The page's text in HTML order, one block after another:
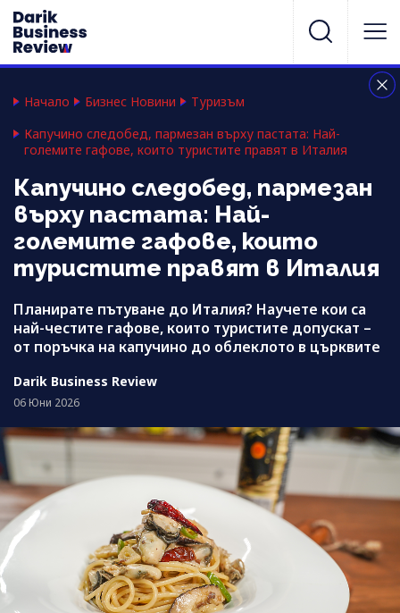
Начало Бизнес Новини
Туризъм
Капучино следобед, пармезан върху пастата: Най-
големите гафове, които туристите правят в Италия
Капучино следобед, пармезан
върху пастата: Най-
големите гафове, които
туристите правят в Италия
Планирате пътуване до Италия? Научете кои са
най-честите гафове, които туристите допускат –
от поръчка на капучино до облеклото в църквите
Darik Business Review
06 Юни 2026